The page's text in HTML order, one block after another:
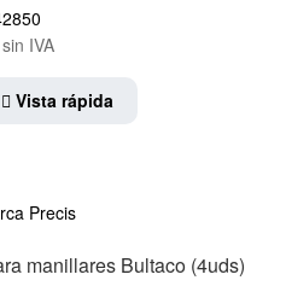
IVA
Vista rápida
manillares Bultaco (4uds)